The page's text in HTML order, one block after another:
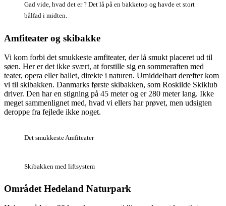
Gad vide, hvad det er ? Det lå på en bakketop og havde et stort
bålfad i midten.
Amfiteater og skibakke
Vi kom forbi det smukkeste amfiteater, der lå smukt placeret ud til
søen. Her er det ikke svært, at forstille sig en sommeraften med
teater, opera eller ballet, direkte i naturen. Umiddelbart derefter kom
vi til skibakken. Danmarks første skibakken, som Roskilde Skiklub
driver. Den har en stigning på 45 meter og er 280 meter lang. Ikke
meget sammenlignet med, hvad vi ellers har prøvet, men udsigten
deroppe fra fejlede ikke noget.
Det smukkeste Amfiteater
Skibakken med liftsystem
Området Hedeland Naturpark